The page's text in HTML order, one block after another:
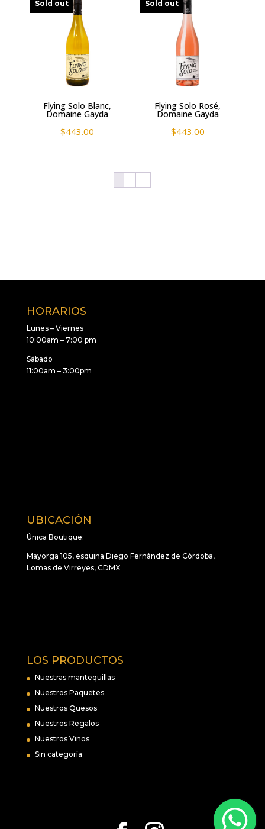
Sold out
Flying Solo Blanc,
Domaine Gayda
$443.00
Sold out
Flying Solo Rosé,
Domaine Gayda
$443.00
1
HORARIOS
Lunes – Viernes
10:00am – 7:00 pm
Sábado
11:00am – 3:00pm
UBICACIÓN
Única Boutique:
Mayorga 105, esquina Diego Fernández de Córdoba,
Lomas de Virreyes, CDMX
LOS PRODUCTOS
Nuestras mantequillas
Nuestros Paquetes
Nuestros Quesos
Nuestros Regalos
Nuestros Vinos
Sin categoría